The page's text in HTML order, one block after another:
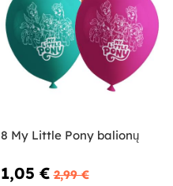
8 My Little Pony balionų
1,05 € 2,99 €